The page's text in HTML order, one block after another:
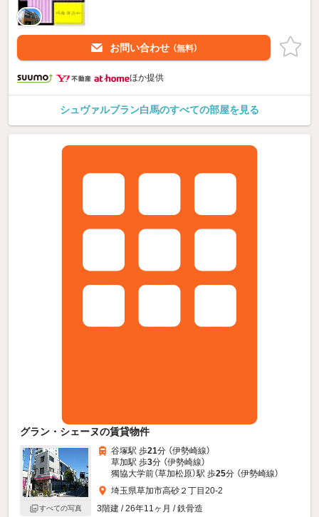
お問い合わせ （無料）
ほか提供
シュヴァルブラン白馬のすべての部屋を見る
グラン・シェーヌの賃貸物件
すべての写真
谷塚駅 歩21分 （伊勢崎線）
草加駅 歩3分 （伊勢崎線）
獨協大学前（草加松原）駅 歩25分 （伊勢崎線）
埼玉県草加市高砂２丁目20-2
3階建 / 26年11ヶ月 / 鉄骨造